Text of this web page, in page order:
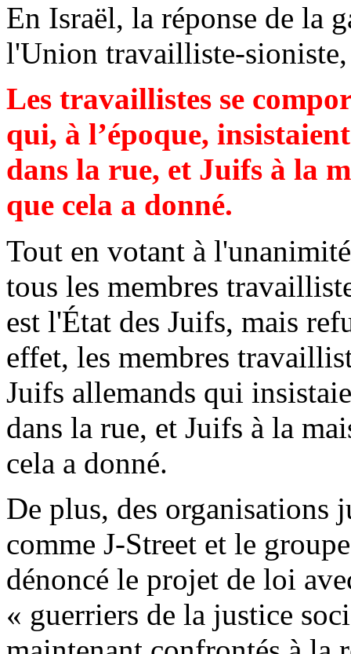
En Israël, la réponse de la
l'Union travailliste-sioniste,
Les travaillistes se
qui, à l’époque,
dans la rue, et Juifs à la
que cela a donné.
Tout en votant à
tous les membres
est l'État des Juifs, mais
effet, les membres
Juifs allemands qui
dans la rue, et Juifs à la
cela a donné.
De plus, des organisations
comme J-Street et le
dénoncé le projet de loi
« guerriers de la justice